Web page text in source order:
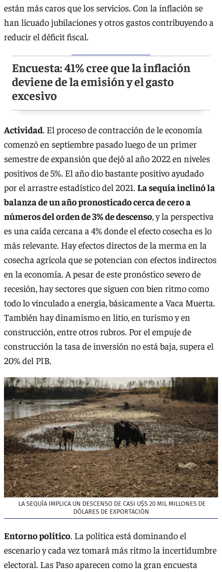
están más caros que los servicios. Con la inflación se
han licuado jubilaciones y otros gastos contribuyendo a
reducir el déficit fiscal.
Encuesta: 41% cree que la inflación
deviene de la emisión y el gasto
excesivo
Actividad. El proceso de contracción de le economía
comenzó en septiembre pasado luego de un primer
semestre de expansión que dejó al año 2022 en niveles
positivos de 5%. El año dio bastante positivo ayudado
por el arrastre estadístico del 2021. La sequía inclinó la
balanza de un año pronosticado cerca de cero a
números del orden de 3% de descenso, y la perspectiva
es una caída cercana a 4% donde el efecto cosecha es lo
más relevante. Hay efectos directos de la merma en la
cosecha agrícola que se potencian con efectos indirectos
en la economía. A pesar de este pronóstico severo de
recesión, hay sectores que siguen con bien ritmo como
todo lo vinculado a energía, básicamente a Vaca Muerta.
También hay dinamismo en litio, en turismo y en
construcción, entre otros rubros. Por el empuje de
construcción la tasa de inversión no está baja, supera el
20% del PIB.
LA SEQUÍA IMPLICA UN DESCENSO DE CASI U$S 20 MIL MILLONES DE
DÓLARES DE EXPORTACIÓN
Entorno político. La política está dominando el
escenario y cada vez tomará más ritmo la incertidumbre
electoral. Las Paso aparecen como la gran encuesta